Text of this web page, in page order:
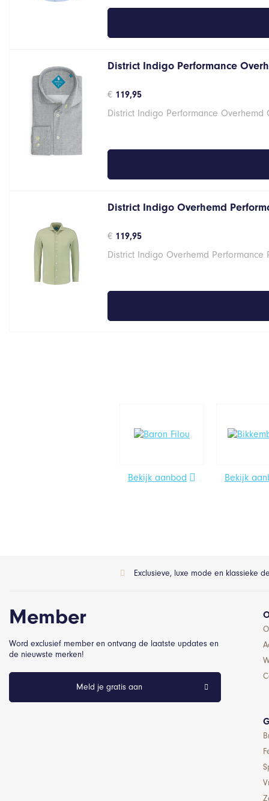
District Indigo Performance
€ 119,95
District Indigo Performance Overhemd
District Indigo Overhemd
€ 119,95
District Indigo Overhemd Performance
Bekijk aanbod Bekijk
Exclusieve, luxe mode en klassieke
Member
Word exclusief member en ontvang de laatste updates en
de nieuwste merken!
Meld je gratis aan